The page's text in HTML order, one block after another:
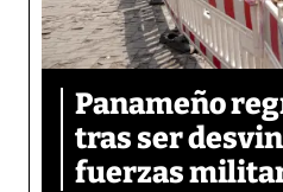
Panameño
tras ser
fuerzas